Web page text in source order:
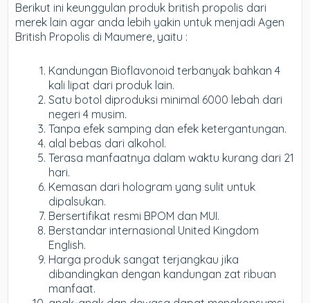
Berikut ini keunggulan produk british propolis dari
merek lain agar anda lebih yakin untuk menjadi Agen
British Propolis di Maumere, yaitu :
Kandungan Bioflavonoid terbanyak bahkan 4
kali lipat dari produk lain.
Satu botol diproduksi minimal 6000 lebah dari
negeri 4 musim.
Tanpa efek samping dan efek ketergantungan.
alal bebas dari alkohol.
Terasa manfaatnya dalam waktu kurang dari 21
hari.
Kemasan dari hologram yang sulit untuk
dipalsukan.
Bersertifikat resmi BPOM dan MUI.
Berstandar internasional United Kingdom
English.
Harga produk sangat terjangkau jika
dibandingkan dengan kandungan zat ribuan
manfaat.